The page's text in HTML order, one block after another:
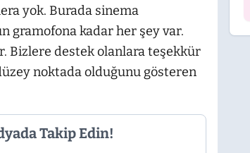
yok. Burada sinema
gramofona kadar her şey var.
Bizlere destek olanlara teşekkür
noktada olduğunu gösteren
Takip Edin!